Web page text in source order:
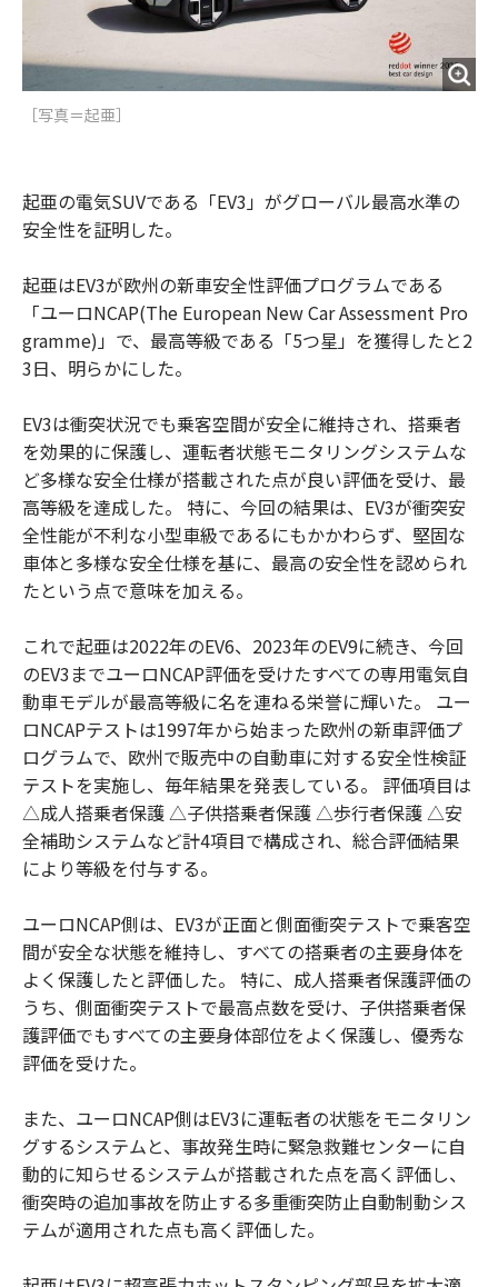
［写真＝起亜］
起亜の電気SUVである「EV3」がグローバル最高水準の
安全性を証明した。
起亜はEV3が欧州の新車安全性評価プログラムである
「ユーロNCAP(The European New Car Assessment Pro
gramme)」で、最高等級である「5つ星」を獲得したと2
3日、明らかにした。
EV3は衝突状況でも乗客空間が安全に維持され、搭乗者
を効果的に保護し、運転者状態モニタリングシステムな
ど多様な安全仕様が搭載された点が良い評価を受け、最
高等級を達成した。 特に、今回の結果は、EV3が衝突安
全性能が不利な小型車級であるにもかかわらず、堅固な
車体と多様な安全仕様を基に、最高の安全性を認められ
たという点で意味を加える。
これで起亜は2022年のEV6、2023年のEV9に続き、今回
のEV3までユーロNCAP評価を受けたすべての専用電気自
動車モデルが最高等級に名を連ねる栄誉に輝いた。 ユー
ロNCAPテストは1997年から始まった欧州の新車評価プ
ログラムで、欧州で販売中の自動車に対する安全性検証
テストを実施し、毎年結果を発表している。 評価項目は
△成人搭乗者保護 △子供搭乗者保護 △歩行者保護 △安
全補助システムなど計4項目で構成され、総合評価結果
により等級を付与する。
ユーロNCAP側は、EV3が正面と側面衝突テストで乗客空
間が安全な状態を維持し、すべての搭乗者の主要身体を
よく保護したと評価した。 特に、成人搭乗者保護評価の
うち、側面衝突テストで最高点数を受け、子供搭乗者保
護評価でもすべての主要身体部位をよく保護し、優秀な
評価を受けた。
また、ユーロNCAP側はEV3に運転者の状態をモニタリン
グするシステムと、事故発生時に緊急救難センターに自
動的に知らせるシステムが搭載された点を高く評価し、
衝突時の追加事故を防止する多重衝突防止自動制動シス
テムが適用された点も高く評価した。